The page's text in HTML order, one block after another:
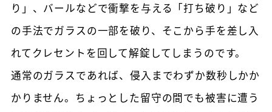
り」、バールなどで衝撃を与える「打ち破り」など
の手法でガラスの一部を破り、そこから手を差し入
れてクレセントを回して解錠してしまうのです。
通常のガラスであれば、侵入までわずか数秒しかか
かりません。ちょっとした留守の間でも被害に遭う